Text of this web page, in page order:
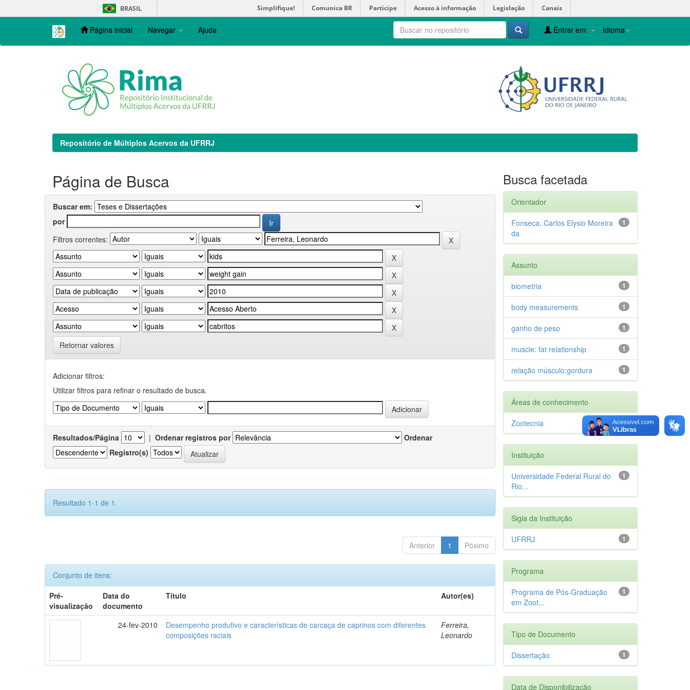
navigation
BRASIL Simplifique! Comunica BR Participe Acesso à informação Legislação Canais
Página inicial Navegar Ajuda Idioma
Entrar em:
Repositório de Múltiplos Acervos da UFRRJ
Página de Busca
Buscar em:
por
Filtros correntes:
Retornar valores
Adicionar filtros:
Utilizar filtros para refinar o resultado de busca.
Resultados/Página | Ordenar registros por
Ordenar
Registro(s)
Resultado 1-1 de 1.
Anterior 1 Póximo
Conjunto de itens:
Pré-
visualização
Data do
documento
Título Autor(es)
24-fev-2010
Desempenho produtivo e características de carcaça de caprinos com diferentes
composições raciais
Ferreira,
Leonardo
Busca facetada
Orientador
1
Fonseca, Carlos Elysio Moreira
da
Assunto
1
biometria
1
body measurements
1
ganho de peso
1
muscle: fat relationship
1
relação músculo:gordura
Áreas de conhecimento
1
Zootecnia
Instituição
1
Universidade Federal Rural do
Rio...
Sigla da Instituição
1
UFRRJ
Programa
1
Programa de Pós-Graduação
em Zoot...
Tipo de Documento
1
Dissertação
Data de Disponibilização